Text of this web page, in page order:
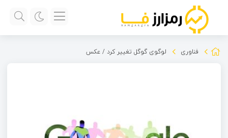
فناوری لوگوی گوگل تغییر کرد / عکس